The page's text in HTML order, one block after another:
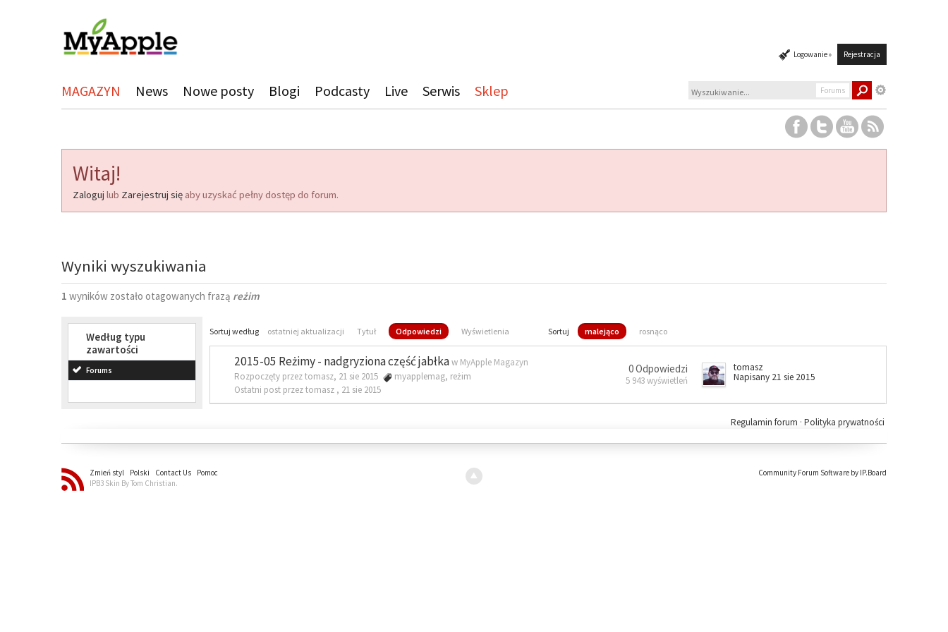
Logowanie » Rejestracja
MAGAZYN News Nowe posty Blogi Podcasty Live Serwis Sklep Forums
Witaj!
Zaloguj lub Zarejestruj się aby uzyskać pełny dostęp do forum.
Wyniki wyszukiwania
1 wyników zostało otagowanych frazą reżim
Według typu
zawartości
Forums
Sortuj według ostatniej aktualizacji Tytuł Odpowiedzi Wyświetlenia Sortuj malejąco rosnąco
2015-05 Reżimy - nadgryziona część jabłkaw MyApple Magazyn
Rozpoczęty przez tomasz, 21 sie 2015
myapplemag, reżim
Ostatni post przez tomasz , 21 sie 2015
0 Odpowiedzi
5 943 wyświetleń
tomasz
Napisany 21 sie 2015
Polityka prywatności
Regulamin forum ·
Zmień styl Polski Contact Us
Pomoc
IPB3 Skin By Tom Christian.
Community Forum Software by IP.Board